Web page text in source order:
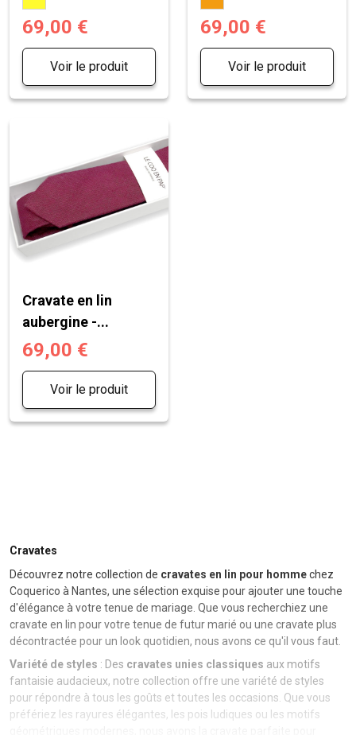
69,00 €
Voir le produit
69,00 €
Voir le produit
Cravate en lin
aubergine -...
69,00 €
Voir le produit
Cravates
Découvrez notre collection de cravates en lin pour hommechez
Coquerico à Nantes, une sélection exquise pour ajouter une touche
d'élégance à votre tenue de mariage. Que vous recherchiez une
cravate en lin pour votre tenue de futur marié ou une cravate plus
décontractée pour un look quotidien, nous avons ce qu'il vous faut.
Variété de styles : Des cravates unies classiques aux motifs
fantaisie audacieux, notre collection offre une variété de styles
pour répondre à tous les goûts et toutes les occasions. Que vous
préfériez les rayures élégantes, les pois ludiques ou les motifs